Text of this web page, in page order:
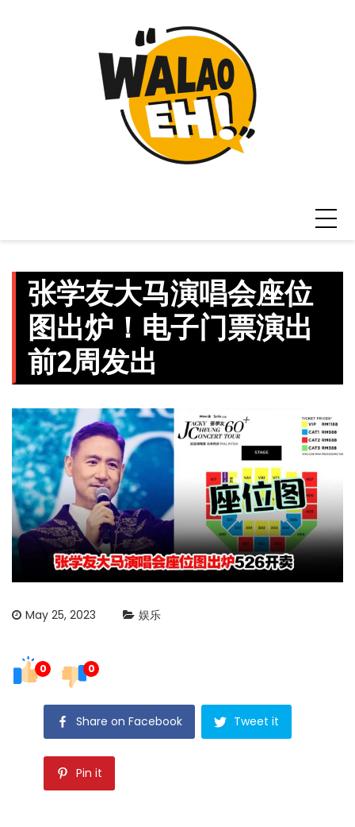
张学友大马演唱会座位
图出炉！电子门票演出
前2周发出
May 25, 2023 娱乐
0 0
Share on Facebook Tweet it
Pin it